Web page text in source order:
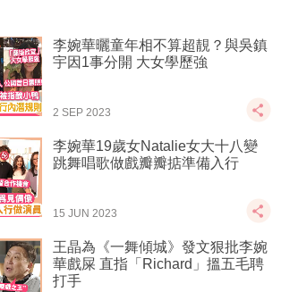
李婉華曬童年相不算超靚？與吳鎮
宇因1事分開 大女學歷強
2 SEP 2023
李婉華19歲女Natalie女大十八變
跳舞唱歌做戲瓣瓣掂準備入行
15 JUN 2023
王晶為《一舞傾城》發文狠批李婉
華戲屎 直指「Richard」搵五毛聘
打手